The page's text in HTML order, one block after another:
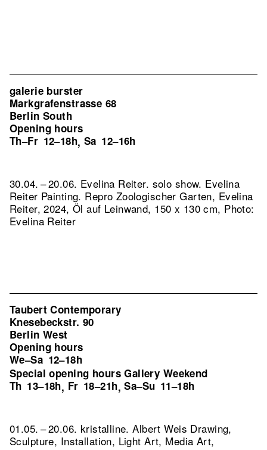
galerie burster
Markgrafenstrasse 68
Berlin South
Opening hours
Th–Fr 12–18h, Sa 12–16h
30.04. – 20.06. Evelina Reiter. solo show. Evelina
Reiter Painting. Repro Zoologischer Garten, Evelina
Reiter, 2024, Öl auf Leinwand, 150 x 130 cm, Photo:
Evelina Reiter
Taubert Contemporary
Knesebeckstr. 90
Berlin West
Opening hours
We–Sa 12–18h
Special opening hours Gallery Weekend
Th 13–18h, Fr 18–21h,Sa–Su 11–18h
01.05. – 20.06. kristalline. Albert Weis Drawing,
Sculpture, Installation, Light Art, Media Art,